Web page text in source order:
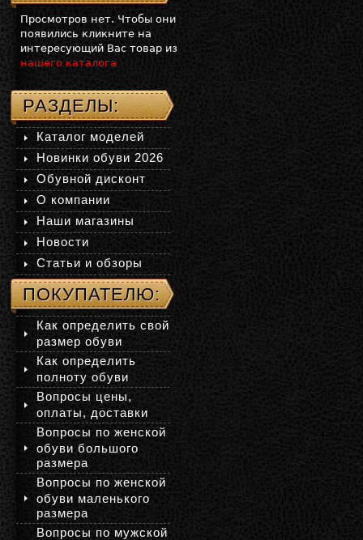
Просмотров нет. Чтобы они
появились кликните на
интересующий Вас товар из
нашего каталога
РАЗДЕЛЫ:
Каталог моделей
Новинки обуви 2026
Обувной дисконт
О компании
Наши магазины
Новости
Статьи и обзоры
ПОКУПАТЕЛЮ:
Как определить свой
размер обуви
Как определить
полноту обуви
Вопросы цены,
оплаты, доставки
Вопросы по женской
обуви большого
размера
Вопросы по женской
обуви маленького
размера
Вопросы по мужской